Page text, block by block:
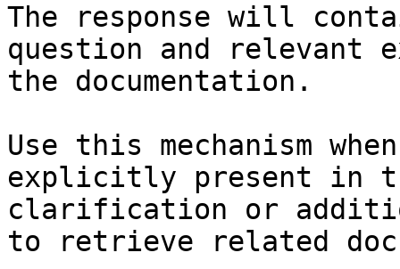
The response will
question and relevant
the documentation.
Use this mechanism
explicitly present in
clarification or